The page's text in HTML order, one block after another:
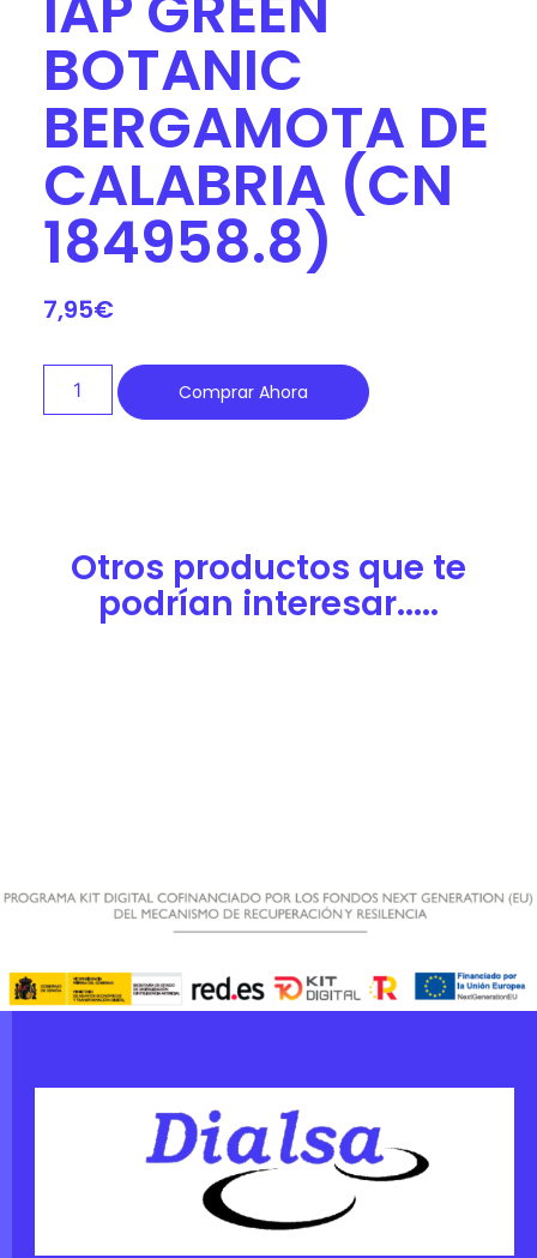
BOTANIC
BERGAMOTA DE
CALABRIA (CN
184958.8)
7,95€
Comprar Ahora
Otros productos que te
podrían interesar.....